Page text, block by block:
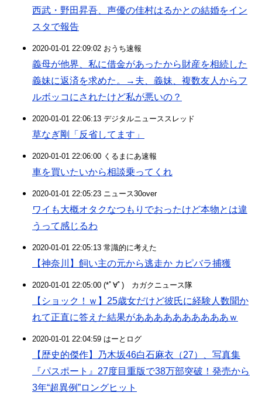
西武・野田昇吾、声優の佳村はるかとの結婚をイン
スタで報告
2020-01-01 22:09:02 おうち速報
義母が他界、私に借金があったから財産を相続した
義妹に返済を求めた。→夫、義妹、複数友人からフ
ルボッコにされたけど私が悪いの？
2020-01-01 22:06:13 デジタルニューススレッド
草なぎ剛「反省してます」
2020-01-01 22:06:00 くるまにあ速報
車を買いたいから相談乗ってくれ
2020-01-01 22:05:23 ニュース30over
ワイも大概オタクなつもりでおったけど本物とは違
うって感じるわ
2020-01-01 22:05:13 常識的に考えた
【神奈川】飼い主の元から逃走か カピバラ捕獲
2020-01-01 22:05:00 (*ﾟ∀ﾟ)ゞカガクニュース隊
【ショック！ｗ】25歳女だけど彼氏に経験人数聞か
れて正直に答えた結果がああああああああああｗ
2020-01-01 22:04:59 はーとログ
【歴史的傑作】乃木坂46白石麻衣（27）、写真集
『パスポート』27度目重版で38万部突破！発売から
3年“超異例”ロングヒット